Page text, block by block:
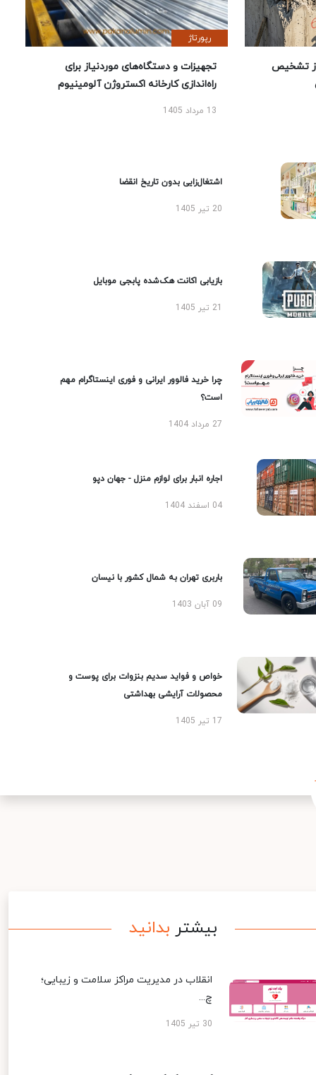
تشخیص
رپورتاژ
تجهیزات و دستگاه‌های موردنیاز برای
راه‌اندازی کارخانه اکستروژن آلومینیوم
13 مرداد 1405
اشتغال‌زایی بدون تاریخ انقضا
20 تیر 1405
بازیابی اکانت هک‌شده پابجی موبایل
چرا خرید فالوور ایرانی و فوری اینستاگرام مهم
است؟
27 مرداد 1404
اجاره انبار برای لوازم منزل - جهان دپو
04 اسفند 1404
باربری تهران به شمال کشور با نیسان
09 آبان 1403
خواص و فواید سدیم بنزوات برای پوست و
محصولات آرایشی بهداشتی
17 تیر 1405
بیشتر بدانید
انقلاب در مدیریت مراکز سلامت و زیبایی؛
چ...
30 تیر 1405